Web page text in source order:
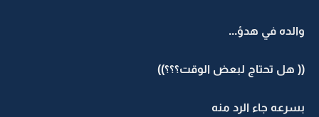
والده في هدؤ...
(( هل تحتاج لبعض الوقت؟؟؟))
بسرعه جاء الرد منه